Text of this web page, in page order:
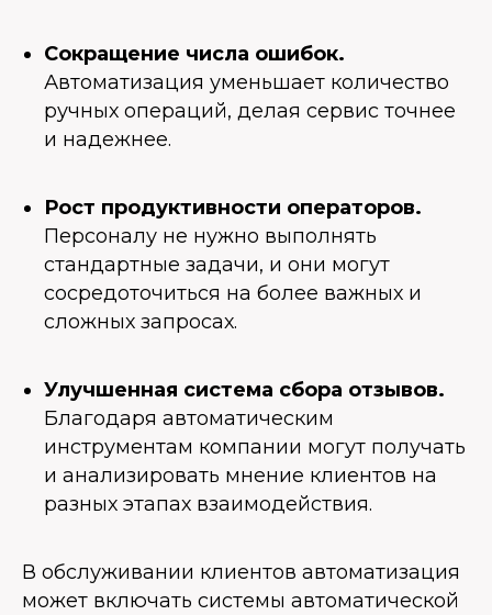
Сокращение числа ошибок.
Автоматизация уменьшает количество
ручных операций, делая сервис точнее
и надежнее.
Рост продуктивности операторов.
Персоналу не нужно выполнять
стандартные задачи, и они могут
сосредоточиться на более важных и
сложных запросах.
Улучшенная система сбора отзывов.
Благодаря автоматическим
инструментам компании могут получать
и анализировать мнение клиентов на
разных этапах взаимодействия.
В обслуживании клиентов автоматизация
может включать системы автоматической